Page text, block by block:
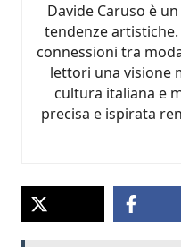
Davide Caruso è
tendenze
connessioni tra
lettori una visione
cultura italiana e
precisa e ispirata